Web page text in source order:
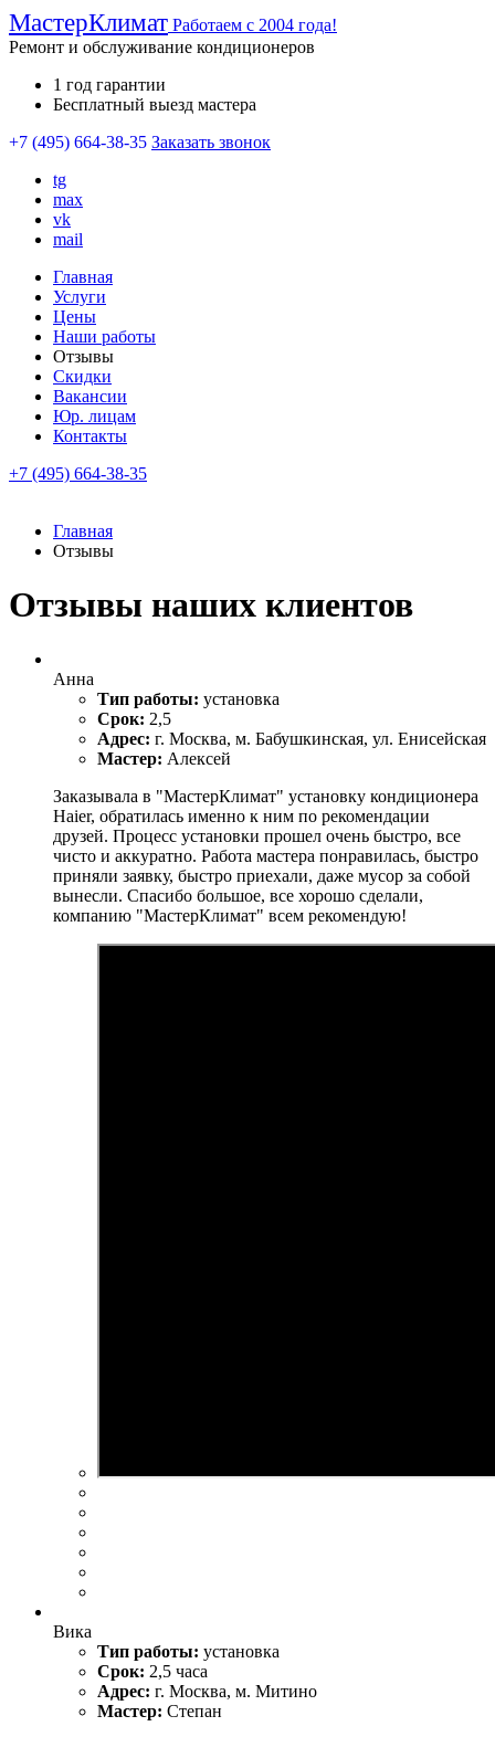
МастерКлимат Работаем с 2004 года!
Ремонт и обслуживание кондиционеров
1 год гарантии
Бесплатный выезд мастера
+7 (495) 664-38-35 Заказать звонок
tg
max
vk
mail
Главная
Услуги
Цены
Наши работы
Отзывы
Скидки
Вакансии
Юр. лицам
Контакты
+7 (495) 664-38-35
Главная
Отзывы
Отзывы наших клиентов
Анна
Тип работы: установка
Срок: 2,5
Адрес: г. Москва, м. Бабушкинская, ул. Енисейская
Мастер: Алексей
Заказывала в "МастерКлимат" установку кондиционера
Haier, обратилась именно к ним по рекомендации
друзей. Процесс установки прошел очень быстро, все
чисто и аккуратно. Работа мастера понравилась, быстро
приняли заявку, быстро приехали, даже мусор за собой
вынесли. Спасибо большое, все хорошо сделали,
компанию "МастерКлимат" всем рекомендую!
Вика
Тип работы: установка
Срок: 2,5 часа
Адрес: г. Москва, м. Митино
Мастер: Степан